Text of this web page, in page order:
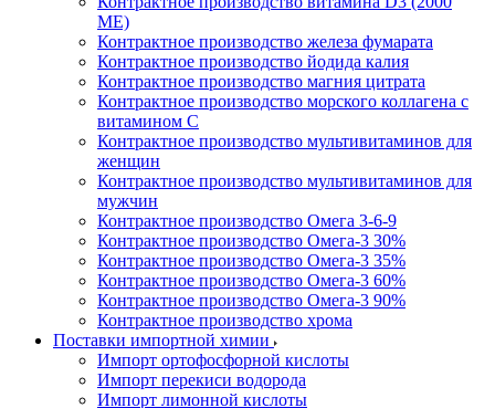
МЕ)
Контрактное производство железа фумарата
Контрактное производство йодида калия
Контрактное производство магния цитрата
Контрактное производство морского коллагена с
витамином С
Контрактное производство мультивитаминов для
женщин
Контрактное производство мультивитаминов для
мужчин
Контрактное производство Омега 3-6-9
Контрактное производство Омега-3 30%
Контрактное производство Омега-3 35%
Контрактное производство Омега-3 60%
Контрактное производство Омега-3 90%
Контрактное производство хрома
Поставки импортной химии
Импорт ортофосфорной кислоты
Импорт перекиси водорода
Импорт лимонной кислоты